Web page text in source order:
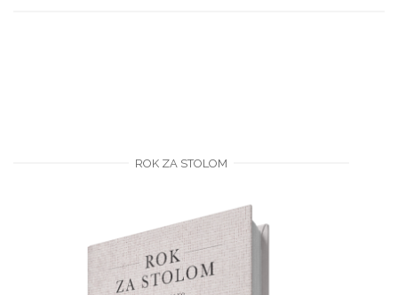
ROK ZA STOLOM